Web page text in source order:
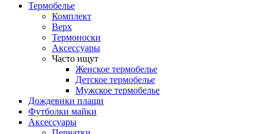
Термобелье
Комплект
Верх
Термоноски
Аксессуары
Часто ищут
Женское термобелье
Детское термобелье
Мужское термобелье
Дождевики плащи
Футболки майки
Аксессуары